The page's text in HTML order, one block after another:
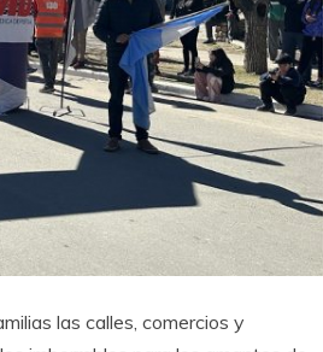
las calles, comercios y